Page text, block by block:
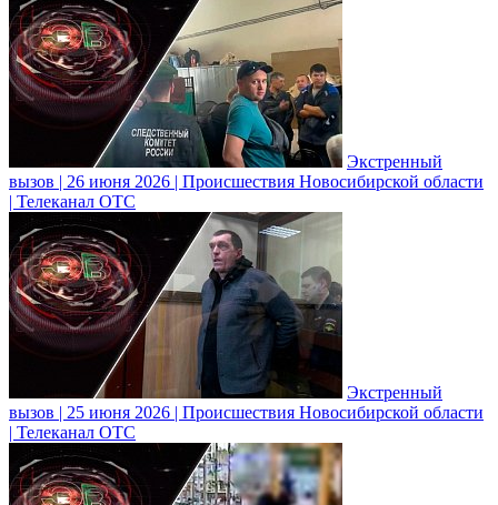
Экстренный
вызов | 26 июня 2026 | Происшествия Новосибирской области
| Телеканал ОТС
Экстренный
вызов | 25 июня 2026 | Происшествия Новосибирской области
| Телеканал ОТС